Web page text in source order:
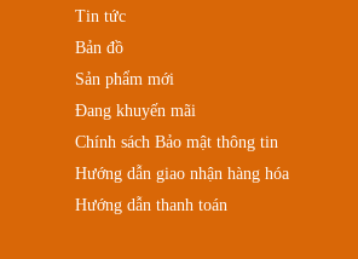
Tin tức
Bản đồ
Sản phẩm mới
Đang khuyến mãi
Chính sách Bảo mật thông tin
Hướng dẫn giao nhận hàng hóa
Hướng dẫn thanh toán